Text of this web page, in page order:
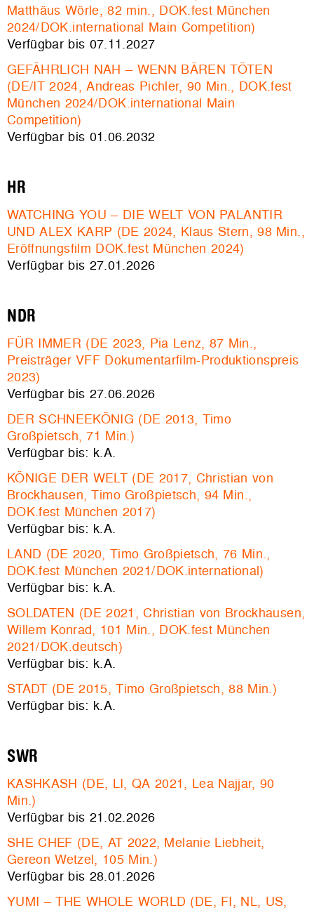
Matthäus Wörle, 82 min., DOK.fest München
2024/DOK.international Main Competition)
Verfügbar bis 07.11.2027
GEFÄHRLICH NAH – WENN BÄREN TÖTEN
(DE/IT 2024, Andreas Pichler, 90 Min., DOK.fest
München 2024/DOK.international Main
Competition)
Verfügbar bis 01.06.2032
HR
WATCHING YOU – DIE WELT VON PALANTIR
UND ALEX KARP (DE 2024, Klaus Stern, 98 Min.,
Eröffnungsfilm DOK.fest München 2024)
Verfügbar bis 27.01.2026
NDR
FÜR IMMER (DE 2023, Pia Lenz, 87 Min.,
Preisträger VFF Dokumentarfilm-Produktionspreis
2023)
Verfügbar bis 27.06.2026
DER SCHNEEKÖNIG (DE 2013, Timo
Großpietsch, 71 Min.)
Verfügbar bis: k.A.
KÖNIGE DER WELT (DE 2017, Christian von
Brockhausen, Timo Großpietsch, 94 Min.,
DOK.fest München 2017)
Verfügbar bis: k.A.
LAND (DE 2020, Timo Großpietsch, 76 Min.,
DOK.fest München 2021/DOK.international)
Verfügbar bis: k.A.
SOLDATEN (DE 2021, Christian von Brockhausen,
Willem Konrad, 101 Min., DOK.fest München
2021/DOK.deutsch)
Verfügbar bis: k.A.
STADT (DE 2015, Timo Großpietsch, 88 Min.)
Verfügbar bis: k.A.
SWR
KASHKASH (DE, LI, QA 2021, Lea Najjar, 90
Min.)
Verfügbar bis 21.02.2026
SHE CHEF (DE, AT 2022, Melanie Liebheit,
Gereon Wetzel, 105 Min.)
Verfügbar bis 28.01.2026
YUMI – THE WHOLE WORLD (DE, FI, NL, US,